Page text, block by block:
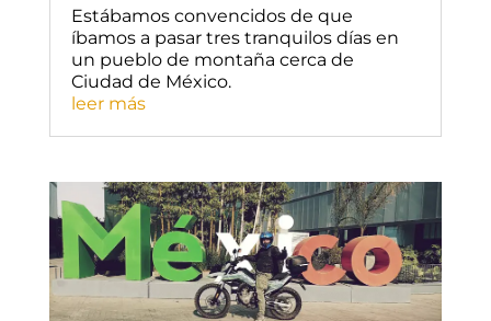
Estábamos convencidos de que
íbamos a pasar tres tranquilos días en
un pueblo de montaña cerca de
Ciudad de México.
leer más